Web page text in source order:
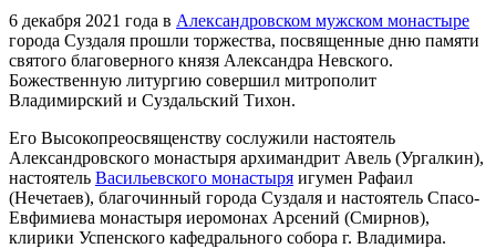
6 декабря 2021 года в Александровском мужском монастыре
города Суздаля прошли торжества, посвященные дню памяти
святого благоверного князя Александра Невского.
Божественную литургию совершил митрополит
Владимирский и Суздальский Тихон.
Его Высокопреосвященству сослужили настоятель
Александровского монастыря архимандрит Авель (Ургалкин),
настоятель Васильевского монастыря игумен Рафаил
(Нечетаев), благочинный города Суздаля и настоятель Спасо-
Евфимиева монастыря иеромонах Арсений (Смирнов),
клирики Успенского кафедрального собора г. Владимира.